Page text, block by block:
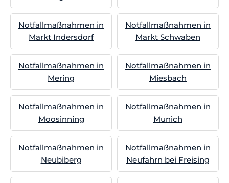
Notfallmaßnahmen in
Markt Indersdorf
Notfallmaßnahmen in
Markt Schwaben
Notfallmaßnahmen in
Mering
Notfallmaßnahmen in
Miesbach
Notfallmaßnahmen in
Moosinning
Notfallmaßnahmen in
Munich
Notfallmaßnahmen in
Neubiberg
Notfallmaßnahmen in
Neufahrn bei Freising